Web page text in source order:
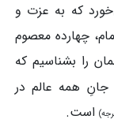
که به عزت و
چهارده معصوم
را بشناسیم که
همه عالم در
است.